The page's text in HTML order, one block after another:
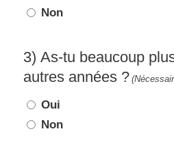
Non
3) As-tu beaucoup
autres années ?
Oui
Non